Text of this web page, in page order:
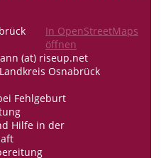
In OpenStreetMaps
öffnen
(at) riseup.net
Landkreis Osnabrück
Fehlgeburt
Hilfe in der